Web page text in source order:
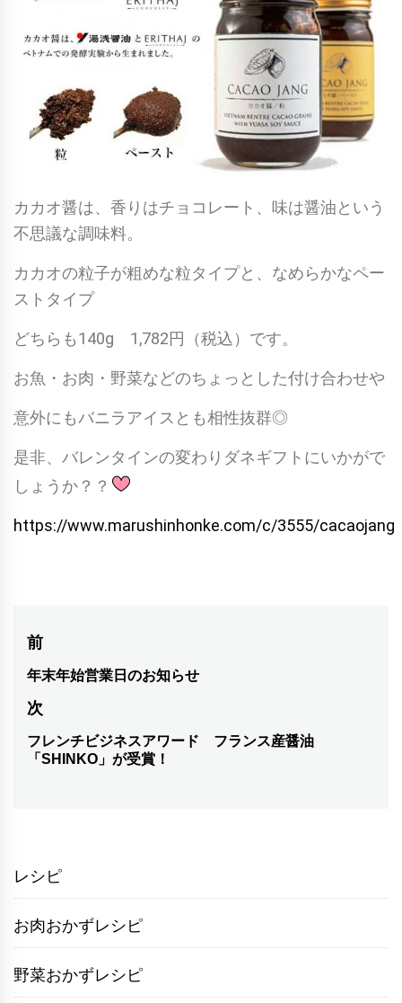
カカオ醤は、香りはチョコレート、味は醤油という
不思議な調味料。
カカオの粒子が粗めな粒タイプと、なめらかなペー
ストタイプ
どちらも140g 1,782円（税込）です。
お魚・お肉・野菜などのちょっとした付け合わせや
意外にもバニラアイスとも相性抜群◎
是非、バレンタインの変わりダネギフトにいかがで
しょうか？？
https://www.marushinhonke.com/c/3555/cacaojang
投
稿
ナ
ビ
ゲ
ョ
前
前
の
投
稿:
年末年始営業日のお知らせ
次
次
フレンチビジネスアワード フランス産醤油
「SHINKO」が受賞！
レシピ
お肉おかずレシピ
野菜おかずレシピ